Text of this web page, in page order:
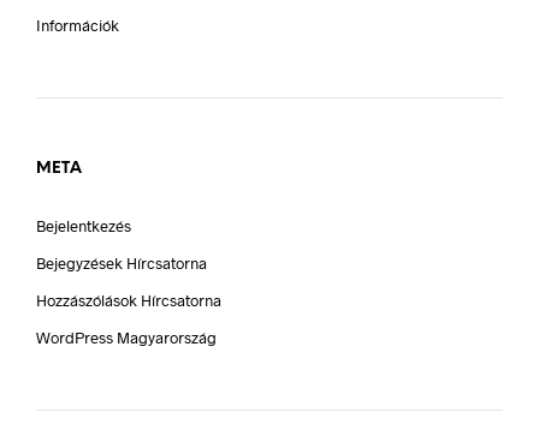
Információk
META
Bejelentkezés
Bejegyzések Hírcsatorna
Hozzászólások Hírcsatorna
WordPress Magyarország